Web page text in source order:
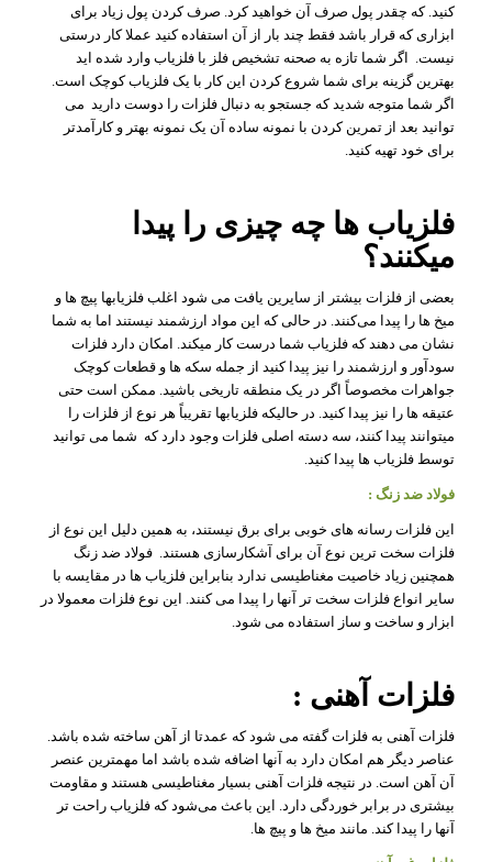
کنید. که چقدر پول صرف آن خواهید کرد. صرف کردن پول زیاد برای
ابزاری که قرار باشد فقط چند بار از آن استفاده کنید عملا کار درستی
نیست. اگر شما تازه به صحنه تشخیص فلز با فلزیاب وارد شده اید
بهترین گزینه برای شما شروع کردن این کار با یک فلزیاب کوچک است.
اگر شما متوجه شدید که جستجو به دنبال فلزات را دوست دارید می
توانید بعد از تمرین کردن با نمونه ساده آن یک نمونه بهتر و کارآمدتر
برای خود تهیه کنید.
فلزیاب ها چه چیزی را پیدا
میکنند؟
بعضی از فلزات بیشتر از سایرین یافت می شود اغلب فلزیابها پیچ ها و
میخ ها را پیدا می‌کنند. در حالی که این مواد ارزشمند نیستند اما به شما
نشان می دهند که فلزیاب شما درست کار میکند. امکان دارد فلزات
سودآور و ارزشمند را نیز پیدا کنید از جمله سکه ها و قطعات کوچک
جواهرات مخصوصاً اگر در یک منطقه تاریخی باشید. ممکن است حتی
عتیقه ها را نیز پیدا کنید. در حالیکه فلزیابها تقریباً هر نوع از فلزات را
میتوانند پیدا کنند، سه دسته اصلی فلزات وجود دارد که شما می توانید
توسط فلزیاب ها پیدا کنید.
فولاد ضد زنگ :
این فلزات رسانه های خوبی برای برق نیستند، به همین دلیل این نوع از
فلزات سخت ترین نوع آن برای آشکارسازی هستند. فولاد ضد زنگ
همچنین زیاد خاصیت مغناطیسی ندارد بنابراین فلزیاب ها در مقایسه با
سایر انواع فلزات سخت تر آنها را پیدا می کنند. این نوع فلزات معمولا در
ابزار و ساخت و ساز استفاده می شود.
فلزات آهنی :
فلزات آهنی به فلزات گفته می شود که عمدتا از آهن ساخته شده باشد.
عناصر دیگر هم امکان دارد به آنها اضافه شده باشد اما مهمترین عنصر
آن آهن است. در نتیجه فلزات آهنی بسیار مغناطیسی هستند و مقاومت
بیشتری در برابر خوردگی دارد. این باعث می‌شود که فلزیاب راحت تر
آنها را پیدا کند. مانند میخ ها و پیچ ها.